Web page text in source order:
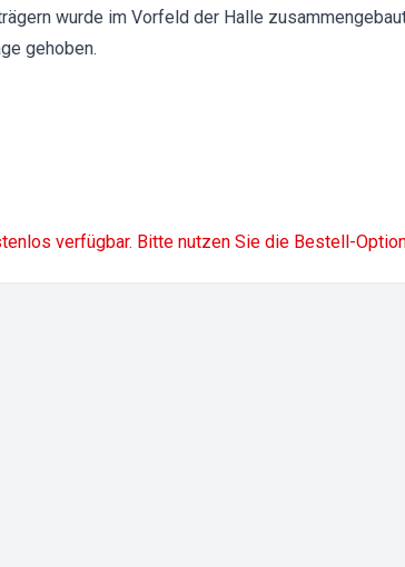
wurde im Vorfeld der Halle
gehoben.
verfügbar. Bitte nutzen Sie die Bestell-